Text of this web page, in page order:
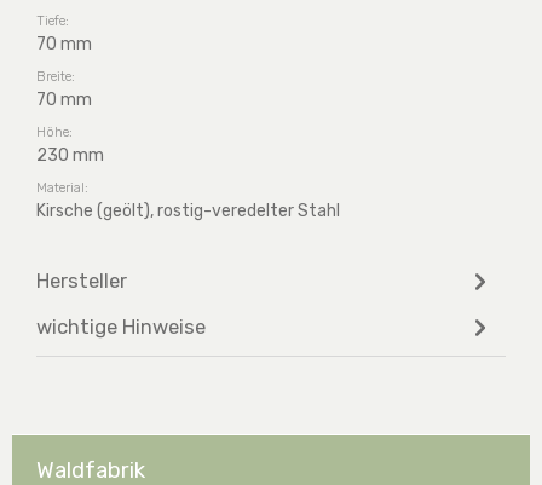
Tiefe:
70 mm
Breite:
70 mm
Höhe:
230 mm
Material:
Kirsche (geölt), rostig-veredelter Stahl
Hersteller
wichtige Hinweise
Waldfabrik